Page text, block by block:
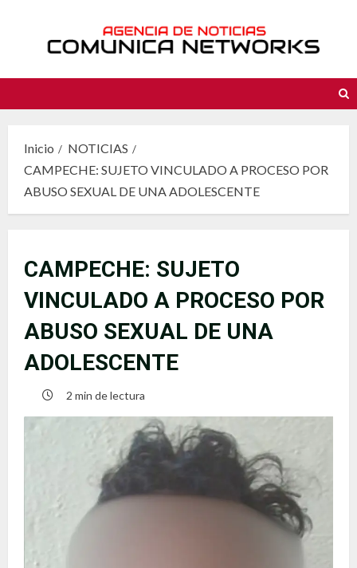
contenido
Inicio
NOTICIAS
CAMPECHE: SUJETO VINCULADO A PROCESO POR
ABUSO SEXUAL DE UNA ADOLESCENTE
CAMPECHE: SUJETO
VINCULADO A PROCESO POR
ABUSO SEXUAL DE UNA
ADOLESCENTE
2 min de lectura